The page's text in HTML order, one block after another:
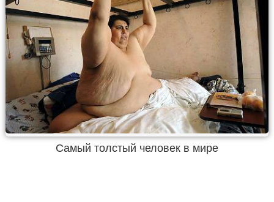
Самый толстый человек в мире